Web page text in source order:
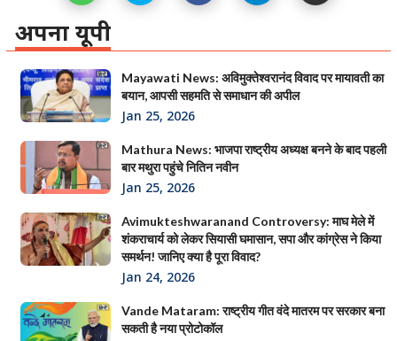
अपना यूपी
Mayawati News: अविमुक्तेश्वरानंद विवाद पर मायावती का
बयान, आपसी सहमति से समाधान की अपील
Jan 25, 2026
Mathura News: भाजपा राष्ट्रीय अध्यक्ष बनने के बाद पहली
बार मथुरा पहुंचे नितिन नवीन
Jan 25, 2026
Avimukteshwaranand Controversy: माघ मेले में
शंकराचार्य को लेकर सियासी घमासान, सपा और कांग्रेस ने किया
समर्थन! जानिए क्या है पूरा विवाद?
Jan 24, 2026
Vande Mataram: राष्ट्रीय गीत वंदे मातरम पर सरकार बना
सकती है नया प्रोटोकॉल